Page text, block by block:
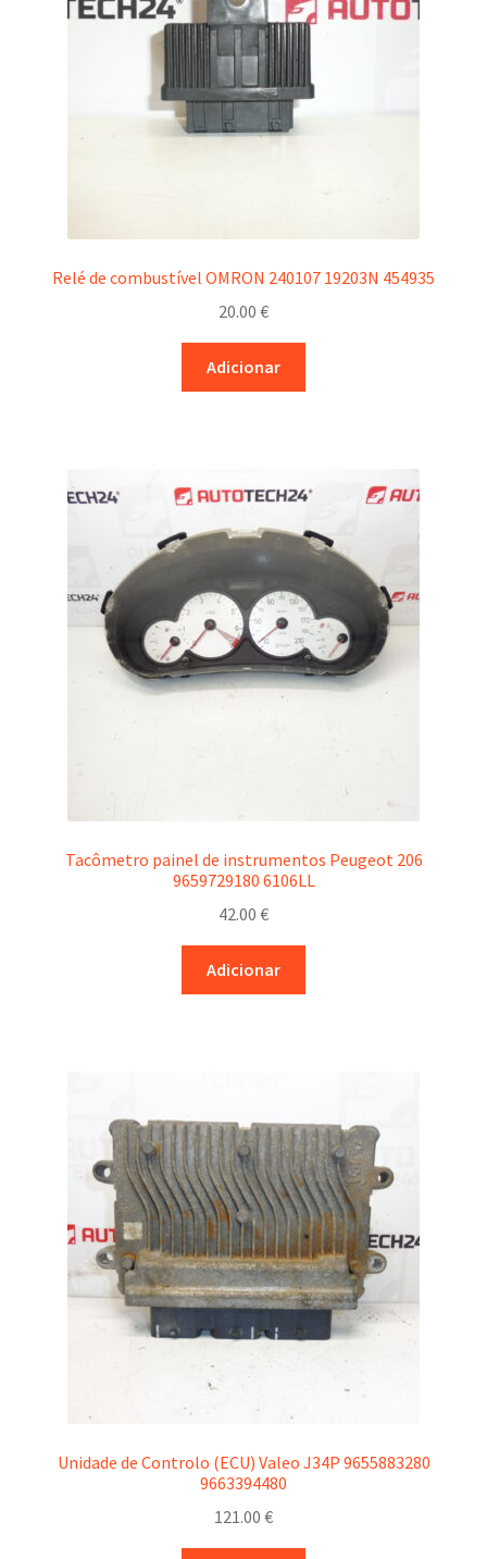
Relé de combustível OMRON 240107 19203N 454935
20.00 €
Adicionar
Tacômetro painel de instrumentos Peugeot 206
9659729180 6106LL
42.00 €
Adicionar
Unidade de Controlo (ECU) Valeo J34P 9655883280
9663394480
121.00 €